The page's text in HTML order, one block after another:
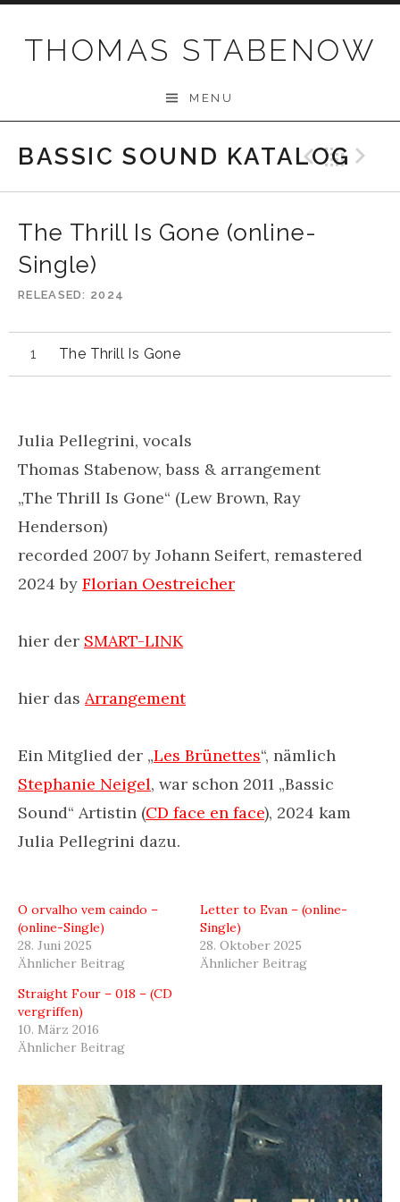
THOMAS STABENOW
MENU
BASSIC SOUND KATALOG
The Thrill Is Gone (online-
Single)
RELEASED 2024
The Thrill Is Gone
Julia Pellegrini, vocals
Thomas Stabenow, bass & arrangement
„The Thrill Is Gone“ (Lew Brown, Ray
Henderson)
recorded 2007 by Johann Seifert, remastered
2024 by Florian Oestreicher
hier der SMART-LINK
hier das Arrangement
Ein Mitglied der „Les Brünettes“, nämlich
Stephanie Neigel, war schon 2011 „Bassic
Sound“ Artistin (CD face en face), 2024 kam
Julia Pellegrini dazu.
O orvalho vem caindo –
(online-Single)
28. Juni 2025
Ähnlicher Beitrag
Letter to Evan – (online-
Single)
28. Oktober 2025
Ähnlicher Beitrag
Straight Four – 018 – (CD
vergriffen)
10. März 2016
Ähnlicher Beitrag